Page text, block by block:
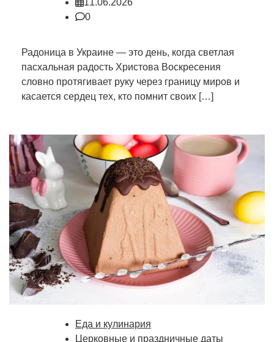
0
Радоница в Украине — это день, когда светлая
пасхальная радость Христова Воскресения
словно протягивает руку через границу миров и
касается сердец тех, кто помнит своих […]
Еда и кулинария
Церковные и праздничные даты